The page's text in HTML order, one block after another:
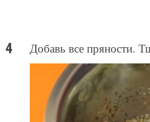
Добавь все пряности.